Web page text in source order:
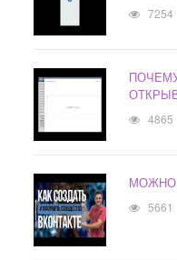
7254
4865
МОЖНО
5661